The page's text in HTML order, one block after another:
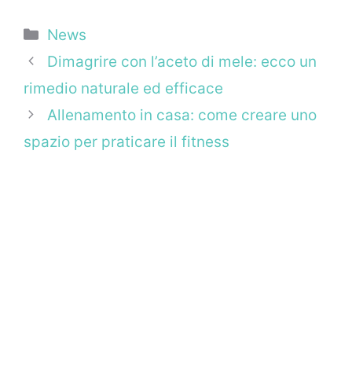
Categorie
News
Dimagrire con l’aceto di mele: ecco un
rimedio naturale ed efficace
Allenamento in casa: come creare uno
spazio per praticare il fitness